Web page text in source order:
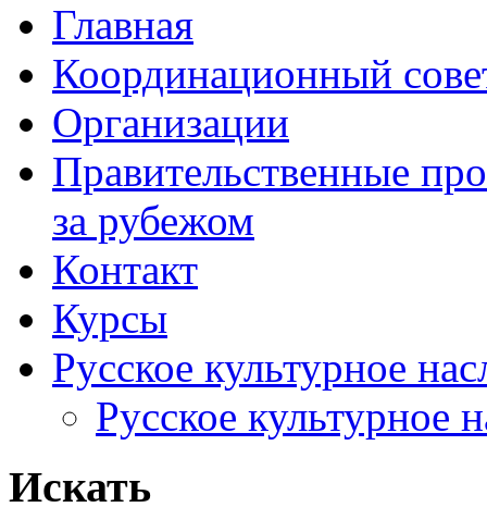
Главная
Координационный
Организации
Правительственные
за рубежом
Контакт
Курсы
Русское культурное
Русское культурное
Искать